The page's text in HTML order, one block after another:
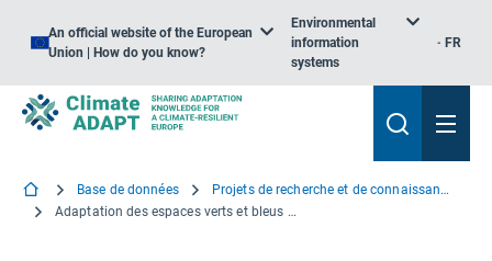
An official website of the European
Union | How do you know?
Environmental
information
systems
FR
Base de données
Projets de recherche et de connaissance
Adaptation des espaces verts et bleus pour les zones urbaines et les villes vertes